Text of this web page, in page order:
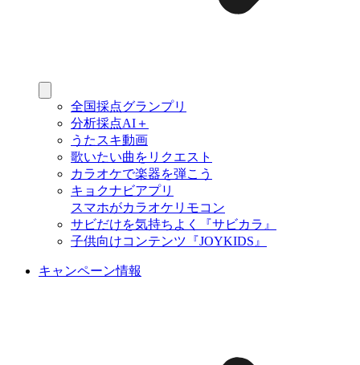
全国採点グランプリ
分析採点AI＋
うたスキ動画
歌いたい曲をリクエスト
カラオケで楽器を弾こう
キョクナビアプリ
スマホがカラオケリモコン
サビだけを気持ちよく『サビカラ』
子供向けコンテンツ『JOYKIDS』
キャンペーン情報